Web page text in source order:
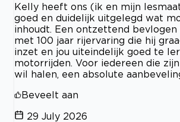
Kelly heeft ons (ik en mijn
goed en duidelijk uitgelegd wat
inhoudt. Een ontzettend
met 100 jaar rijervaring die hij
inzet en jou uiteindelijk goed te
motorrijden. Voor iedereen die
wil halen, een absolute
Beveelt aan
29 July 2026